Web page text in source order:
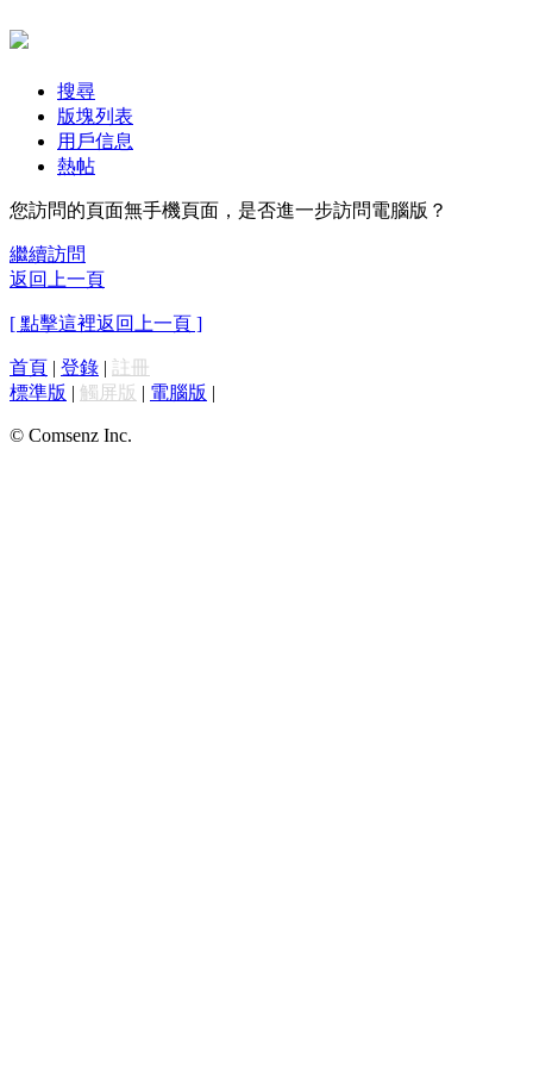
搜尋
版塊列表
用戶信息
熱帖
您訪問的頁面無手機頁面，是否進一步訪問電腦版？
繼續訪問
返回上一頁
[ 點擊這裡返回上一頁 ]
首頁 | 登錄 | 註冊
標準版 | 觸屏版 | 電腦版 |
© Comsenz Inc.